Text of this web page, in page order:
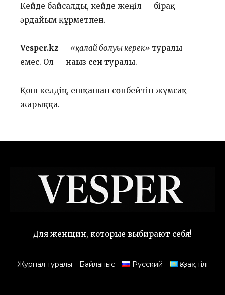
Кейде байсалды, кейде жеңіл — бірақ
әрдайым құрметпен.
Vesper.kz — «қалай болуы керек» туралы
емес. Ол — нағыз сен туралы.
Қош келдің, ешқашан сөнбейтін жұмсақ
жарыққа.
Для женщин, которые выбирают себя!
Журнал туралы Байланыс Русский Қазақ тілі